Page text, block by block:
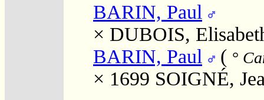
BARIN, Paul
× DUBOIS,
BARIN, Paul
( °
× 1699 SOIGNÉ,